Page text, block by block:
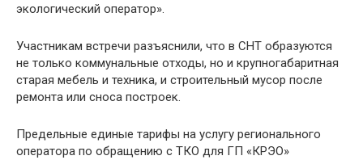
экологический оператор».
Участникам встречи разъяснили, что в СНТ образуются
не только коммунальные отходы, но и крупногабаритная
старая мебель и техника, и строительный мусор после
ремонта или сноса построек.
Предельные единые тарифы на услугу регионального
оператора по обращению с ТКО для ГП «КРЭО»